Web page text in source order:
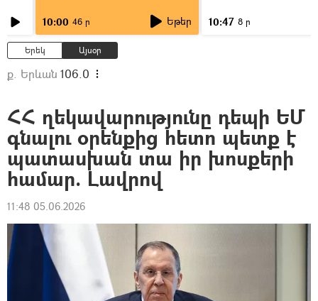
10:00 46 ր Եթեր 10:47 8 ր
Երեկ Այսօր
ք. Երևան 106.0
ՀՀ ղեկավարությունը դեպի ԵՄ
գնալու օրենքից հետո պետք է
պատասխան տա իր խոսքերի
համար. Լավրով
11:48 05.06.2026